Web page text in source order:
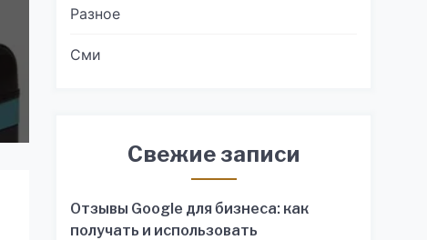
Разное
Сми
Свежие записи
Отзывы Google для бизнеса: как
получать и использовать